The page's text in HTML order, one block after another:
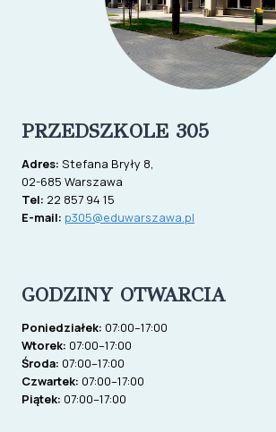
PRZEDSZKOLE 305
Adres: Stefana Bryły 8,
02-685 Warszawa
Tel: 22 857 94 15
E-mail: p305@eduwarszawa.pl
GODZINY OTWARCIA
Poniedziałek: 07:00–17:00
Wtorek: 07:00–17:00
Środa: 07:00–17:00
Czwartek: 07:00–17:00
Piątek: 07:00–17:00